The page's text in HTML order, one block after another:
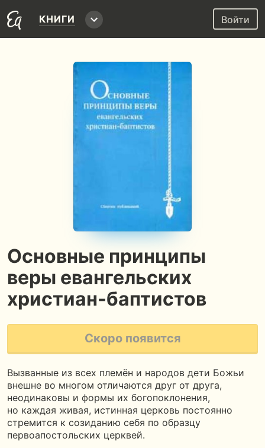
КНИГИ Войти
Основные принципы
веры евангельских
христиан-баптистов
Скоро появится
Вызванные из всех племён и народов дети Божьи
внешне во многом отличаются друг от друга,
неодинаковы и формы их богопоклонения,
но каждая живая, истинная церковь постоянно
стремится к созиданию себя по образцу
первоапостольских церквей.